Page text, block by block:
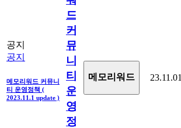
공지
공지
메모리워드 커뮤니
티 운영정책 (
2023.11.1 update )
드
커
뮤
니
티
운
영
정
메모리워드 23.11.01